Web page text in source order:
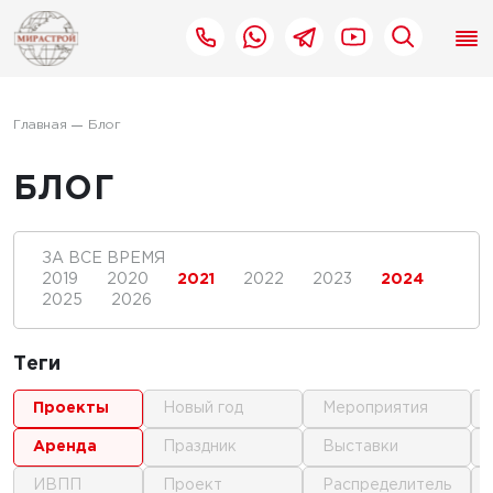
Главная Блог
БЛОГ
ЗА ВСЕ ВРЕМЯ
2019
2020 2021 2022 2023
2024
2025
2026
Теги
проекты
аренда
ИВПП
новый год
праздник
проект
мероприятия
выставки
распределитель